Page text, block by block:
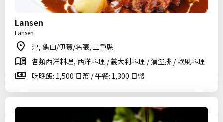
Lansen
Lansen
津, 龜山/伊賀/名張, 三重縣
各類西洋料理, 西洋料理 / 義大利料理 / 漢堡排 / 歐風料理
吃晚飯: 1,500 日幣 / 午餐: 1,300 日幣